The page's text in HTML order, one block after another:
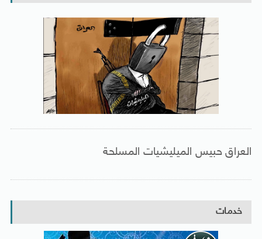
العراق حبيس الميليشيات المسلحة
خدمات